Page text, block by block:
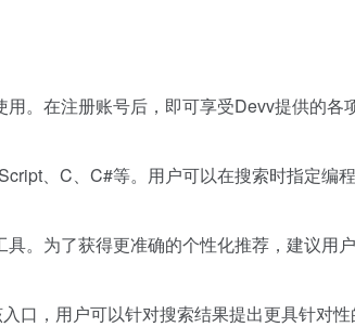
。在注册账号后，即可享受Devv提供的各
、C、C#等。用户可以在搜索时指定编
。为了获得更准确的个性化推荐，建议用
口，用户可以针对搜索结果提出更具针对